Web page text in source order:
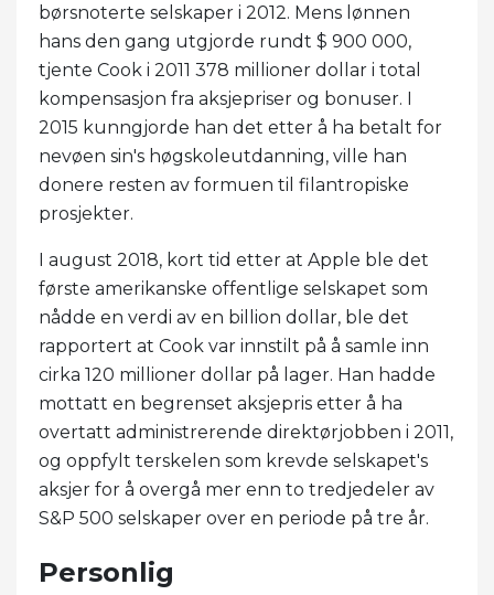
børsnoterte selskaper i 2012. Mens lønnen
hans den gang utgjorde rundt $ 900 000,
tjente Cook i 2011 378 millioner dollar i total
kompensasjon fra aksjepriser og bonuser. I
2015 kunngjorde han det etter å ha betalt for
nevøen sin's høgskoleutdanning, ville han
donere resten av formuen til filantropiske
prosjekter.
I august 2018, kort tid etter at Apple ble det
første amerikanske offentlige selskapet som
nådde en verdi av en billion dollar, ble det
rapportert at Cook var innstilt på å samle inn
cirka 120 millioner dollar på lager. Han hadde
mottatt en begrenset aksjepris etter å ha
overtatt administrerende direktørjobben i 2011,
og oppfylt terskelen som krevde selskapet's
aksjer for å overgå mer enn to tredjedeler av
S&P 500 selskaper over en periode på tre år.
Personlig